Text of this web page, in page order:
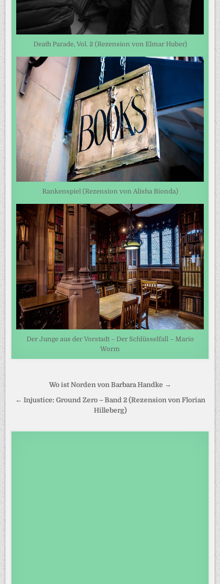
Death Parade, Vol. 2 (Rezension von Elmar Huber)
Rankenspiel (Rezension von Alisha Bionda)
Der Junge aus der Vorstadt – Der Schlüsselfall – Mario
Worm
Beitragsnavigation
Wo ist Norden von Barbara Handke →
← Injustice: Ground Zero – Band 2 (Rezension von Florian
Hilleberg)